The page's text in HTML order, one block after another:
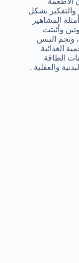
والتفكير بشكل
المشاهير
وأثبتت
ونجم التنس
الغذائية
الطاقة
والعقلية .